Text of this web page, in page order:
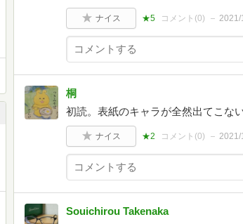
ナイス ★5 コメント(0) 2021/
桐
初読。表紙のキャラが全然出てこな
ナイス ★2 コメント(0) 2021/
Souichirou Takenaka